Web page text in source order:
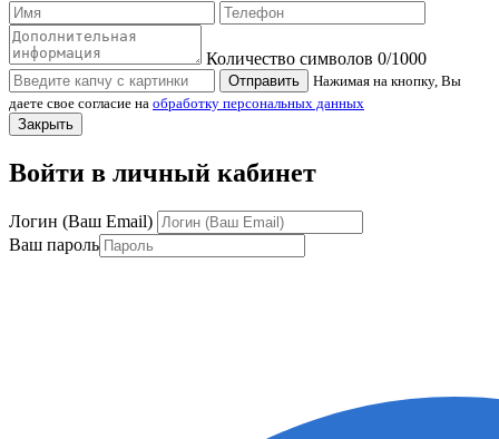
Количество символов 0/1000
Отправить
Нажимая на кнопку, Вы
даете свое согласие на обработку персональных данных
Закрыть
Войти в личный кабинет
Логин (Ваш Email)
Ваш пароль